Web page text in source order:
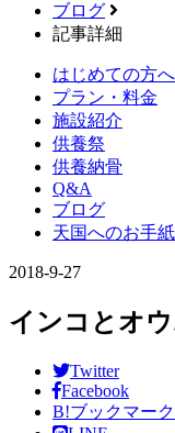
ブログ
記事詳細
はじめての方へ
プラン・料金
施設紹介
供養祭
供養納骨
Q&A
ブログ
天国へのお手紙
2018-9-27
インコとオウ
Twitter
Facebook
B!ブックマーク